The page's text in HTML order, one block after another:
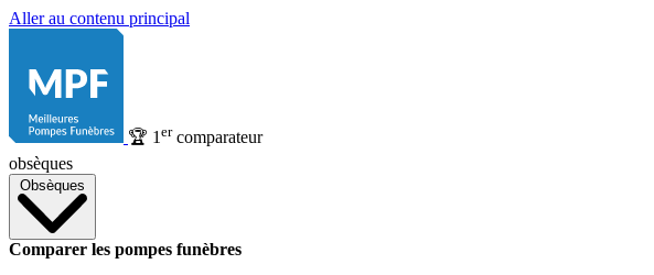
Aller au contenu principal
🏆 1 ercomparateur
obsèques
Obsèques
Comparer les pompes funèbres